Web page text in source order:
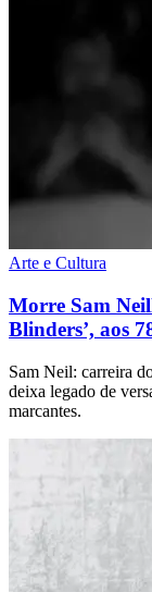
Arte e Cultura
Morre Sam
Blinders’, aos
Sam Neil: carreira
deixa legado de
marcantes.